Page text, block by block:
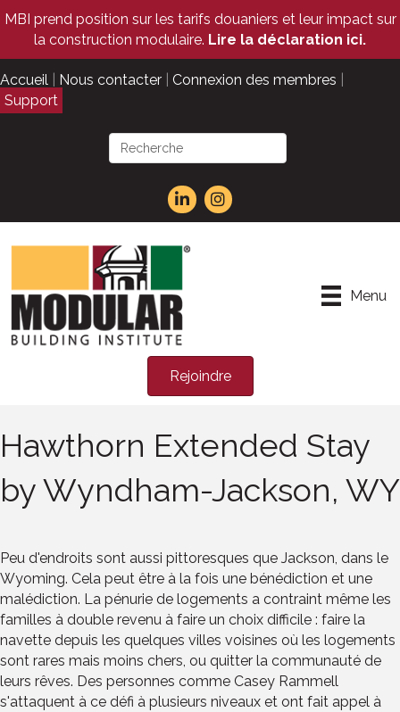
MBI prend position sur les tarifs douaniers et leur impact sur
la construction modulaire. Lire la déclaration ici.
Accueil Nous contacter Connexion des membres
Support
Menu
Rejoindre
Hawthorn Extended Stay
by Wyndham-Jackson, WY
Peu d'endroits sont aussi pittoresques que Jackson, dans le
Wyoming. Cela peut être à la fois une bénédiction et une
malédiction. La pénurie de logements a contraint même les
familles à double revenu à faire un choix difficile : faire la
navette depuis les quelques villes voisines où les logements
sont rares mais moins chers, ou quitter la communauté de
leurs rêves. Des personnes comme Casey Rammell
s'attaquent à ce défi à plusieurs niveaux et ont fait appel à